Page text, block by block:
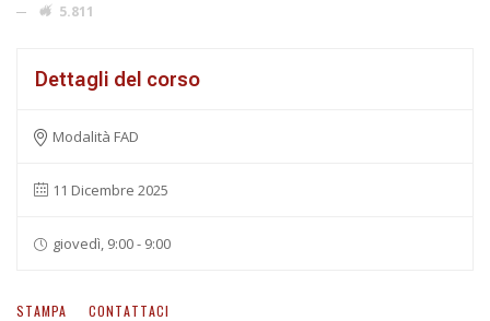
5.811
Dettagli del corso
Modalità FAD
11 Dicembre 2025
giovedì, 9:00 - 9:00
STAMPA CONTATTACI